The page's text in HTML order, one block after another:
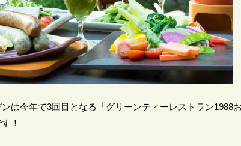
は今年で3回目となる「グリーンティーレストラン1988
！